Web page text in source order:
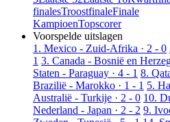
finalesTroostfinaleFinale
KampioenTopscorer
Voorspelde uitslagen
1. Mexico - Zuid-Afrika · 2 - 0
1 3. Canada - Bosnië en
Staten - Paraguay · 4 - 1 8.
Brazilië - Marokko · 1 - 1 5.
Australië - Turkije · 2 - 0 10.
Nederland - Japan · 2 - 2 9.